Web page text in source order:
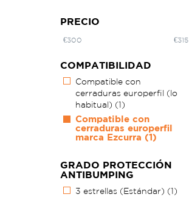
PRECIO
€300 €315
COMPATIBILIDAD
Compatible con
cerraduras europerfil (lo
habitual) (1)
Compatible con
cerraduras europerfil
marca Ezcurra (1)
GRADO PROTECCIÓN
ANTIBUMPING
3 estrellas (Estándar) (1)